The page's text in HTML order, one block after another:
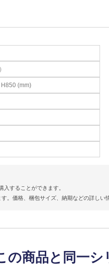
(mm)
入することができます。
。価格、梱包サイズ、納期などの詳しい
の商品と同一